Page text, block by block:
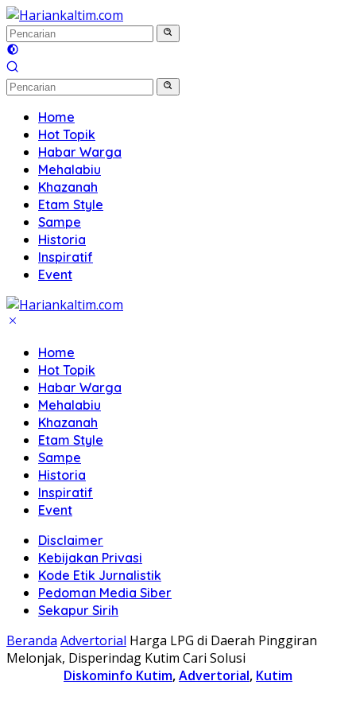
Langsung
ke
konten
Home
Hot Topik
Habar Warga
Mehalabiu
Khazanah
Etam Style
Sampe
Historia
Inspiratif
Event
Home
Hot Topik
Habar Warga
Mehalabiu
Khazanah
Etam Style
Sampe
Historia
Inspiratif
Event
Disclaimer
Kebijakan Privasi
Kode Etik Jurnalistik
Pedoman Media Siber
Sekapur Sirih
Beranda Advertorial Harga LPG di Daerah Pinggiran
Melonjak, Disperindag Kutim Cari Solusi
Diskominfo Kutim,Advertorial, Kutim